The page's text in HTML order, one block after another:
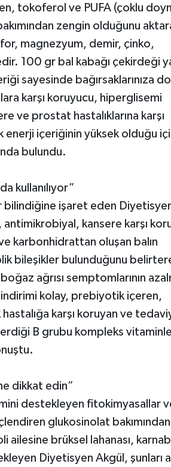
tokoferol ve PUFA (çoklu
zengin olduğunu
magnezyum, demir, çinko,
100 gr bal kabağı çekirdeği
sayesinde bağırsaklarınıza
karşı koruyucu, hiperglisemi
ve prostat hastalıklarına karşı
içeriğinin yüksek olduğu
bulundu.
kullanılıyor”
bilindiğine işaret eden
antimikrobiyal, kansere karşı
karbonhidrattan oluşan balın
bileşikler bulunduğunu
ağrısı semptomlarının
kolay, prebiyotik içeren,
karşı koruyan ve
B grubu kompleks
dikkat edin”
destekleyen fitokimyasallar
glukosinolat bakımından
brüksel lahanası,
Diyetisyen Akgül, şunları